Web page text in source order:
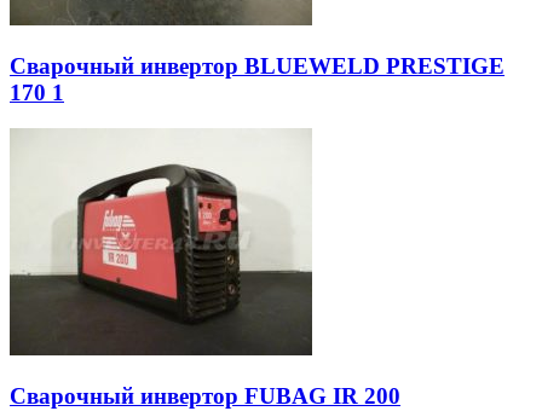
Сварочный инвертор BLUEWELD PRESTIGE
170 1
Сварочный инвертор FUBAG IR 200